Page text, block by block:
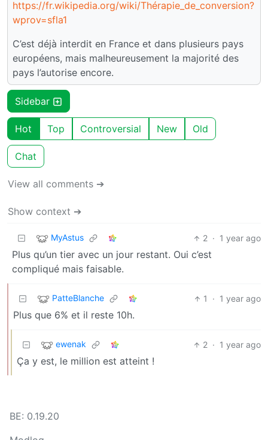
https://fr.wikipedia.org/wiki/Thérapie_de_conversion?
wprov=sfla1
C’est déjà interdit en France et dans plusieurs pays
européens, mais malheureusement la majorité des
pays l’autorise encore.
Sidebar
Hot Top Controversial New Old
Chat
View all comments ➔
Show context ➔
MyAstus 2 · 1 year ago
Plus qu’un tier avec un jour restant. Oui c’est
compliqué mais faisable.
PatteBlanche 1 · 1 year ago
Plus que 6% et il reste 10h.
ewenak 2 · 1 year ago
Ça y est, le million est atteint !
BE: 0.19.20